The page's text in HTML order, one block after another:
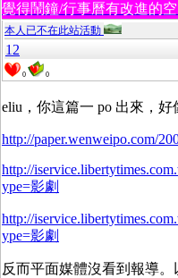
覺得鬧鐘/行事曆有改進的
本人已不在此站活動
12
0 0
eliu，你這篇一 po 出來，好
http://paper.wenweipo.com/
http://
ype=影劇
http://
ype=影劇
反而平面媒體沒看到報導